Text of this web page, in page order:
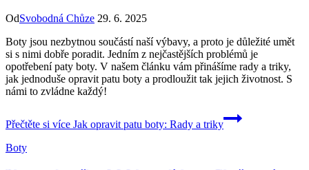
OdSvobodná Chůze 29. 6. 2025
Boty jsou nezbytnou součástí naší výbavy, a proto je důležité umět
si s nimi dobře poradit. Jedním z nejčastějších problémů je
opotřebení paty boty. V našem článku vám přinášíme rady a triky,
jak jednoduše opravit patu boty a prodloužit tak jejich životnost. S
námi to zvládne každý!
Přečtěte si více Jak opravit patu boty: Rady a triky
Boty